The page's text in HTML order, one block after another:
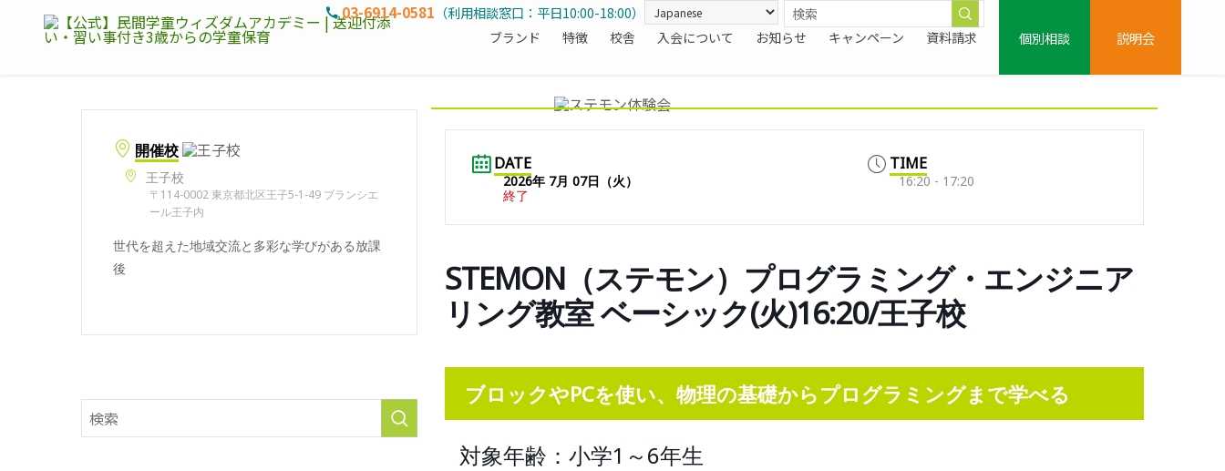
ブランド 特徴 校舎 入会について お知らせ キャンペーン 資料請求
03-6914-0581 （利用相談窓口：平日10:00-18:00）
個別相談
説明会
開催校
王子校
〒114-0002 東京都北区王子5-1-49 ブランシエ
ール王子内
世代を超えた地域交流と多彩な学びがある放課
後
DATE
2026年 7月 07日（火）
終了
TIME
16:20 - 17:20
STEMON（ステモン）プログラミング・エンジニア
リング教室 ベーシック(火)16:20/王子校
ブロックやPCを使い、物理の基礎からプログラミングまで学べる
対象年齢：小学1～6年生